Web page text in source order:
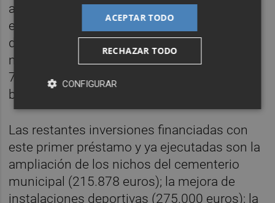
aulas para laEscuela Pública de Adultos
espacio de interpretación, la Escuela Oficial
de Idiomas, una cafetería y dependencias
municipales. Además, se reservaron otros
735.724 euros para la construcción de la
biblioteca.
Las restantes inversiones financiadas con
este primer préstamo y ya ejecutadas son la
ampliación de los nichos del cementerio
municipal (215.878 euros); la mejora de
instalaciones deportivas (275.000 euros); la
ACEPTAR TODO
RECHAZAR TODO
CONFIGURAR